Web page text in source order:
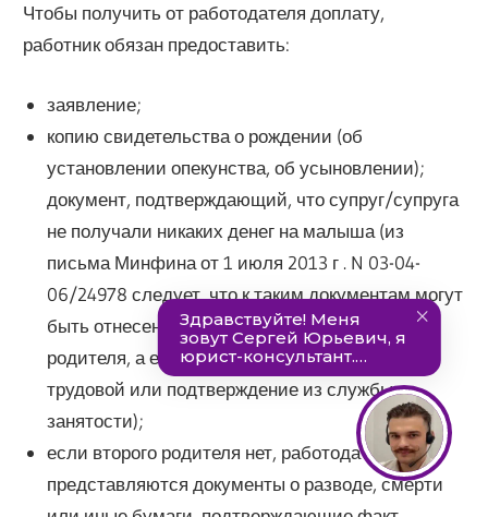
Чтобы получить от работодателя доплату,
работник обязан предоставить:
заявление;
копию свидетельства о рождении (об
установлении опекунства, об усыновлении);
документ, подтверждающий, что супруг/супруга
не получали никаких денег на малыша (из
письма Минфина от 1 июля 2013 г . N 03-04-
06/24978 следует, что к таким документам могут
быть отнесены справка 2-НДФЛ от второго
родителя, а если он не трудоустроен – копия
трудовой или подтверждение из службы
занятости);
если второго родителя нет, работодателю
представляются документы о разводе, смерти